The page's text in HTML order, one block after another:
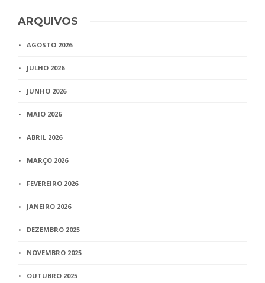
ARQUIVOS
AGOSTO 2026
JULHO 2026
JUNHO 2026
MAIO 2026
ABRIL 2026
MARÇO 2026
FEVEREIRO 2026
JANEIRO 2026
DEZEMBRO 2025
NOVEMBRO 2025
OUTUBRO 2025